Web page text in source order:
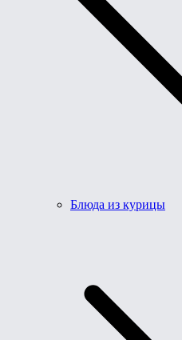
Блюда из курицы